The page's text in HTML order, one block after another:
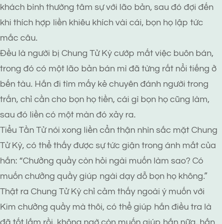
khách bình thường tâm sự với lão bản, sau đó đợi đến
khi thích hợp liền khiêu khích vài cái, bọn họ lập tức
mắc câu.
Đều là người bị Chung Tử Kỳ cướp mất việc buôn bán,
trong đó có một lão bản bán mì đã từng rất nổi tiếng ở
bến tàu. Hắn đi tìm mấy kẻ chuyên đánh người trong
trấn, chỉ cần cho bọn họ tiền, cái gì bọn họ cũng làm,
sau đó liền có một màn đó xảy ra.
Tiểu Tần Tử nói xong liền cẩn thận nhìn sắc mặt Chung
Tử Kỳ, có thể thấy được sự tức giận trong ánh mắt của
hắn: “Chưởng quầy còn hỏi ngài muốn làm sao? Có
muốn chưởng quầy giúp ngài dạy dỗ bọn họ không.”
Thật ra Chung Tử Kỳ chỉ cảm thấy ngoài ý muốn với
Kim chưởng quầy mà thôi, có thể giúp hắn điều tra là